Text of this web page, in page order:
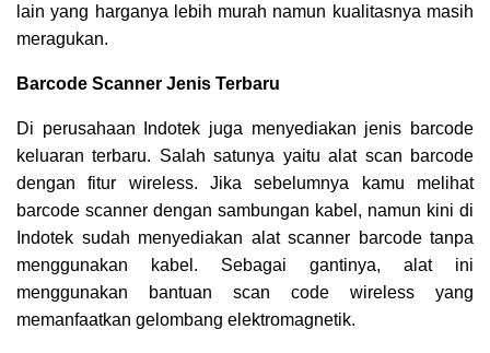
lain yang harganya lebih murah namun kualitasnya masih
meragukan.
Barcode Scanner Jenis Terbaru
Di perusahaan Indotek juga menyediakan jenis barcode
keluaran terbaru. Salah satunya yaitu alat scan barcode
dengan fitur wireless. Jika sebelumnya kamu melihat
barcode scanner dengan sambungan kabel, namun kini di
Indotek sudah menyediakan alat scanner barcode tanpa
menggunakan kabel. Sebagai gantinya, alat ini
menggunakan bantuan scan code wireless yang
memanfaatkan gelombang elektromagnetik.